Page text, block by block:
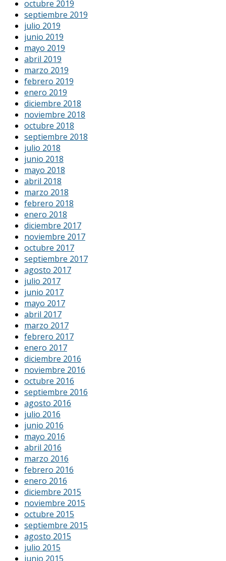
octubre 2019
septiembre 2019
julio 2019
junio 2019
mayo 2019
abril 2019
marzo 2019
febrero 2019
enero 2019
diciembre 2018
noviembre 2018
octubre 2018
septiembre 2018
julio 2018
junio 2018
mayo 2018
abril 2018
marzo 2018
febrero 2018
enero 2018
diciembre 2017
noviembre 2017
octubre 2017
septiembre 2017
agosto 2017
julio 2017
junio 2017
mayo 2017
abril 2017
marzo 2017
febrero 2017
enero 2017
diciembre 2016
noviembre 2016
octubre 2016
septiembre 2016
agosto 2016
julio 2016
junio 2016
mayo 2016
abril 2016
marzo 2016
febrero 2016
enero 2016
diciembre 2015
noviembre 2015
octubre 2015
septiembre 2015
agosto 2015
julio 2015
junio 2015